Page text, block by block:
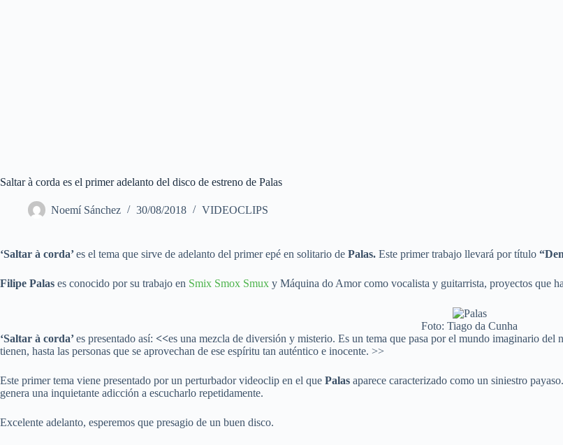
Saltar à corda es el primer adelanto del disco de estreno de Palas
Noemí Sánchez 30/08/2018 VIDEOCLIPS
‘Saltar à corda’es el tema que sirve de adelanto del primer epé en solitario de Palas. Este primer trabajo llevará por título
Filipe Palas es conocido por su trabajo en Smix Smox Smux y Máquina do Amor como vocalista y guitarrista, proyectos que
Foto: Tiago da Cunha
‘Saltar à corda’es presentado así: <<es una mezcla de diversión y misterio. Es un tema que pasa por el mundo imaginario
tienen, hasta las personas que se aprovechan de ese espíritu tan auténtico e inocente. >>
Este primer tema viene presentado por un perturbador videoclip en el que Palas aparece caracterizado como un siniestro
genera una inquietante adicción a escucharlo repetidamente.
Excelente adelanto, esperemos que presagio de un buen disco.